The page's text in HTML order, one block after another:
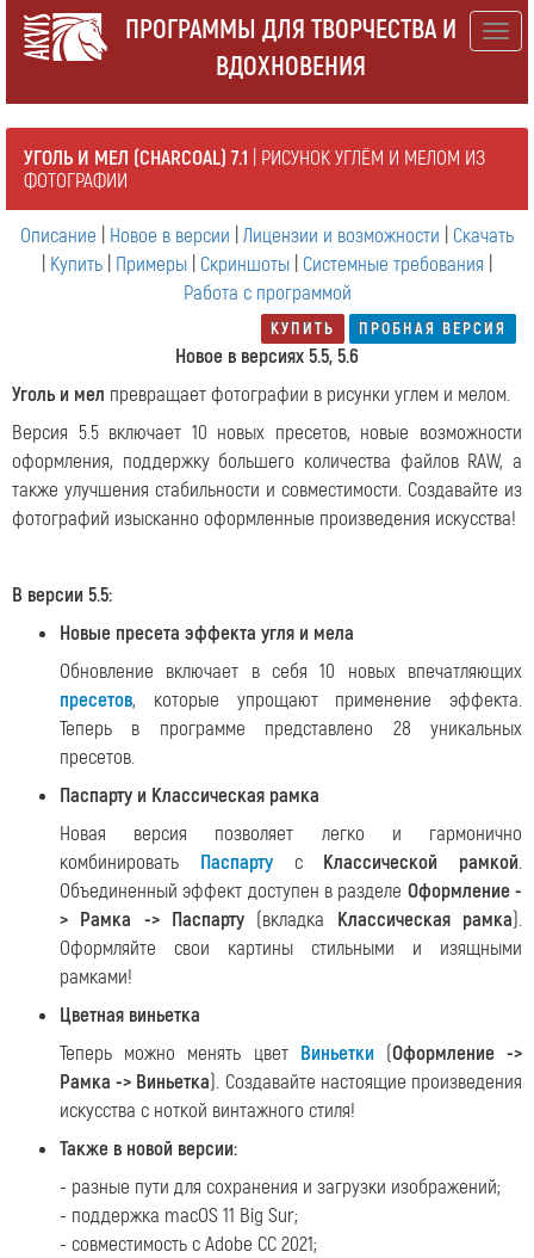
ПРОГРАММЫ ДЛЯ ТВОРЧЕСТВА И
ВДОХНОВЕНИЯ
УГОЛЬ И МЕЛ (CHARCOAL) 7.1 | РИСУНОК УГЛЁМ И МЕЛОМ ИЗ
ФОТОГРАФИИ
Описание Новое в версии Лицензии и возможности
Скачать
Купить Примеры Скриншоты Системные требования
Работа с программой
КУПИТЬ ПРОБНАЯ ВЕРСИЯ
Новое в версиях 5.5, 5.6
Уголь и мел превращает фотографии в рисунки углем и мелом.
Версия 5.5 включает 10 новых пресетов, новые возможности
оформления, поддержку большего количества файлов RAW, а
также улучшения стабильности и совместимости. Создавайте из
фотографий изысканно оформленные произведения искусства!
В версии 5.5:
Новые пресета эффекта угля и мела
Обновление включает в себя 10 новых впечатляющих
пресетов, которые упрощают применение эффекта.
Теперь в программе представлено 28 уникальных
пресетов.
Паспарту и Классическая рамка
Новая версия позволяет легко и гармонично
комбинировать Паспартус Классической рамкой.
Объединенный эффект доступен в разделе Оформление -
> Рамка -> Паспарту (вкладка Классическая рамка).
Оформляйте свои картины стильными и изящными
рамками!
Цветная виньетка
Теперь можно менять цвет Виньетки(Оформление ->
Рамка -> Виньетка). Создавайте настоящие произведения
искусства с ноткой винтажного стиля!
Также в новой версии:
- разные пути для сохранения и загрузки изображений;
- поддержка macOS 11 Big Sur;
- совместимость с Adobe CC 2021;